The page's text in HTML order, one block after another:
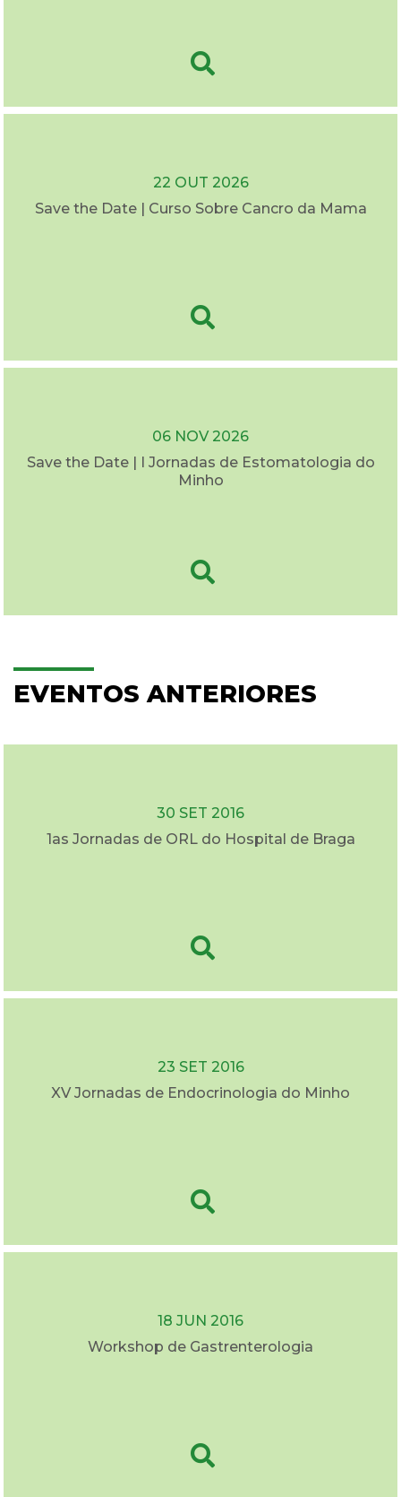
22 OUT 2026
Save the Date | Curso Sobre Cancro da Mama
06 NOV 2026
Save the Date | I Jornadas de Estomatologia do
Minho
EVENTOS ANTERIORES
30 SET 2016
1as Jornadas de ORL do Hospital de Braga
23 SET 2016
XV Jornadas de Endocrinologia do Minho
18 JUN 2016
Workshop de Gastrenterologia